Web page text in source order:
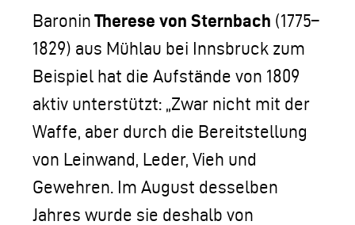
Baronin Therese von Sternbach (1775–
1829) aus Mühlau bei Innsbruck zum
Beispiel hat die Aufstände von 1809
aktiv unterstützt: „Zwar nicht mit der
Waffe, aber durch die Bereitstellung
von Leinwand, Leder, Vieh und
Gewehren. Im August desselben
Jahres wurde sie deshalb von